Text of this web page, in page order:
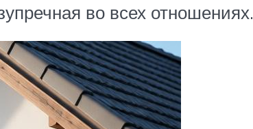
во всех отношениях.